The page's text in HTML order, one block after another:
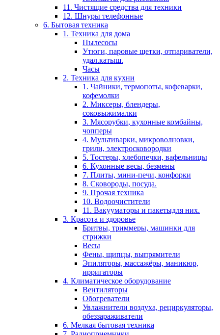
11. Чистящие средства для техники
12. Шнуры телефонные
6. Бытовая техника
1. Техника для дома
Пылесосы
Утюги, паровые щетки, отпариватели,
удал.катыш.
Часы
2. Техника для кухни
1. Чайники, термопоты, кофеварки,
кофемолки
2. Миксеры, блендеры,
соковыжималки
3. Мясорубки, кухонные комбайны,
чопперы
4. Мультиварки, микроволновки,
грили, электросковородки
5. Тостеры, хлебопечки, вафельницы
6. Кухонные весы, безмены
7. Плиты, мини-печи, конфорки
8. Сковороды, посуда.
9. Прочая техника
10. Водоочистители
11. Вакууматоры и пакетыдля них.
3. Красота и здоровье
Бритвы, триммеры, машинки для
стрижки
Весы
Фены, щипцы, выпрямители
Эпиляторы, массажёры, маникюр,
ирригаторы
4. Климатическое оборудование
Вентиляторы
Обогреватели
Увлажнители воздуха, рециркуляторы,
обеззараживатели
6. Мелкая бытовая техника